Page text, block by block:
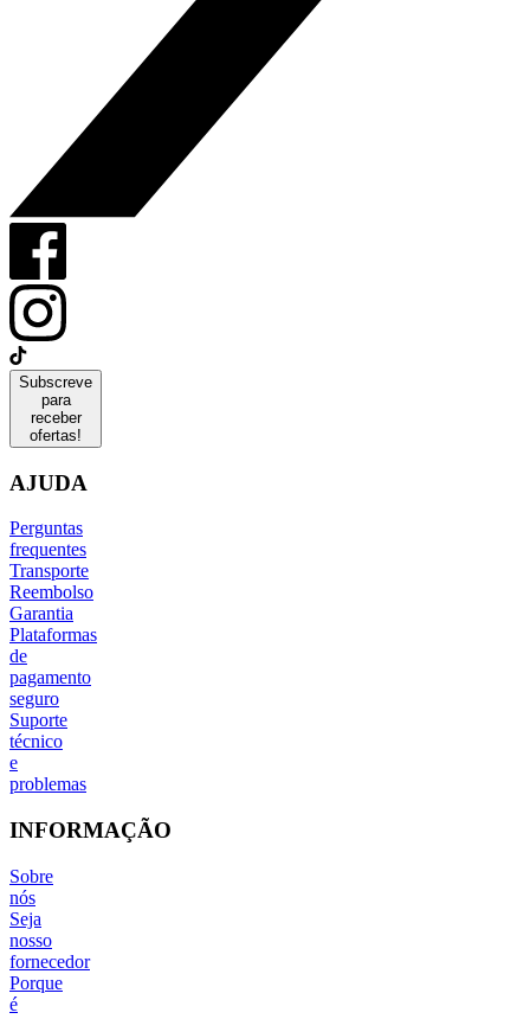
Subscreve
para
receber
ofertas!
AJUDA
Perguntas
frequentes
Transporte
Reembolso
Garantia
Plataformas
de
pagamento
seguro
Suporte
técnico
e
problemas
INFORMAÇÃO
Sobre
nós
Seja
nosso
fornecedor
Porque
é